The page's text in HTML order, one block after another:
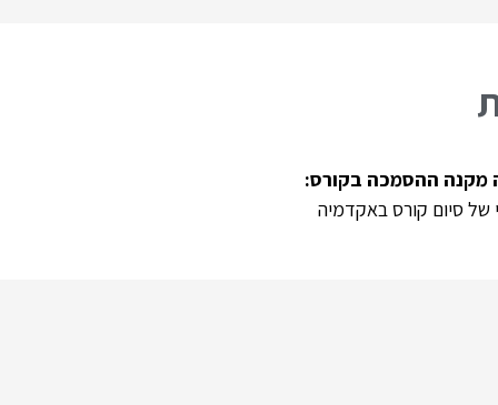
של סיום קורס באקדמיה